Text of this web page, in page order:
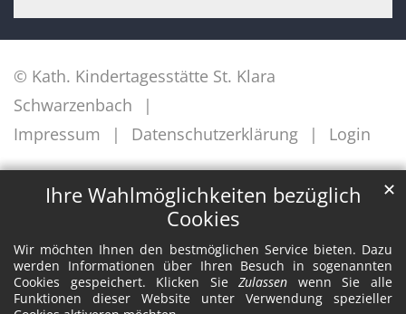
Ihre Wahlmöglichkeiten bezüglich
Cookies
Wir möchten Ihnen den bestmöglichen Service bieten. Dazu
werden Informationen über Ihren Besuch in sogenannten
Cookies gespeichert. Klicken SieZulassen wenn Sie alle
Funktionen dieser Website unter Verwendung spezieller
✕
© Kath. Kindertagesstätte St. Klara
Schwarzenbach
Impressum
Datenschutzerklärung Login